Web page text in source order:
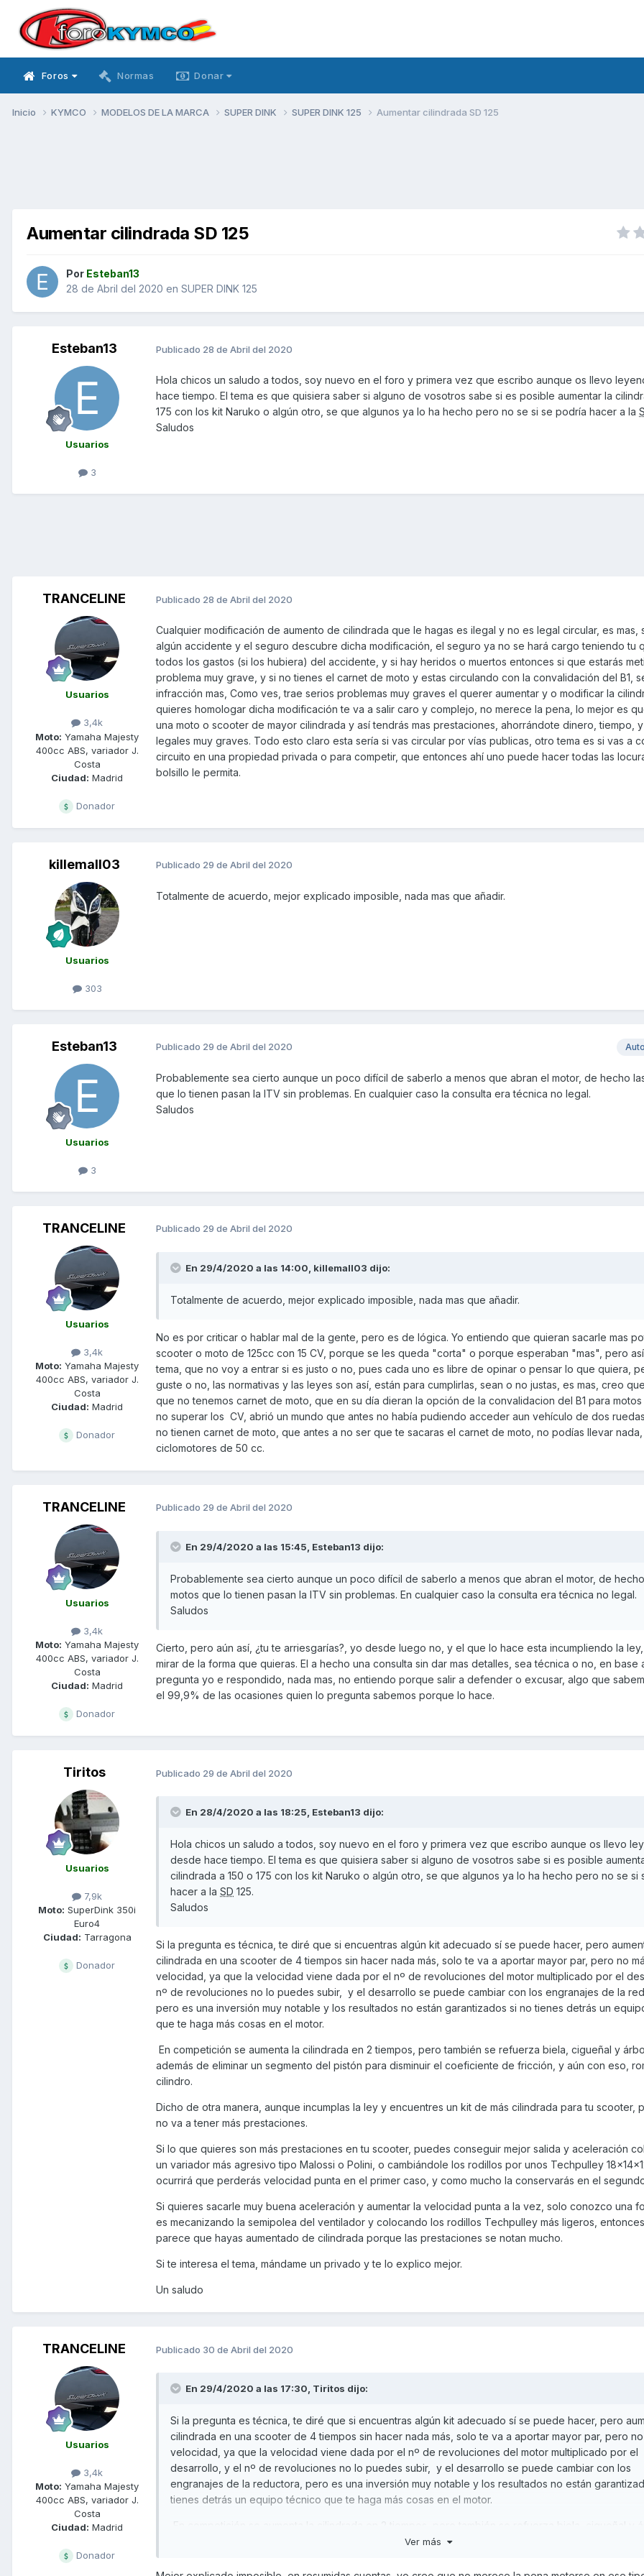
Foros Normas Donar
Inicio KYMCO MODELOS DE LA MARCA SUPER DINK SUPER DINK 125 Aumentar cilindrada SD 125
Aumentar cilindrada SD 125
Por Esteban13
28 de Abril del 2020 en SUPER DINK 125
Esteban13
Usuarios
3
Publicado 28 de Abril del 2020
Hola chicos un saludo a todos, soy nuevo en el foro y primera vez que escribo aunque os llevo
hace tiempo. El tema es que quisiera saber si alguno de vosotros sabe si es posible aumentar la
175 con los kit Naruko o algún otro, se que algunos ya lo ha hecho pero no se si se podría hacer a la
Saludos
TRANCELINE
Usuarios
3,4k
Moto: Yamaha Majesty
400cc ABS, variador J.
Costa
Ciudad: Madrid
Donador
Publicado 28 de Abril del 2020
Cualquier modificación de aumento de cilindrada que le hagas es ilegal y no es legal circular, es mas,
algún accidente y el seguro descubre dicha modificación, el seguro ya no se hará cargo teniendo tu
todos los gastos (si los hubiera) del accidente, y si hay heridos o muertos entonces si que estarás
problema muy grave, y si no tienes el carnet de moto y estas circulando con la convalidación del B1,
infracción mas, Como ves, trae serios problemas muy graves el querer aumentar y o modificar la
quieres homologar dicha modificación te va a salir caro y complejo, no merece la pena, lo mejor es
una moto o scooter de mayor cilindrada y así tendrás mas prestaciones, ahorrándote dinero, tiempo,
legales muy graves. Todo esto claro esta sería si vas circular por vías publicas, otro tema es si vas a
circuito en una propiedad privada o para competir, que entonces ahí uno puede hacer todas las
bolsillo le permita.
killemall03
Usuarios
303
Publicado 29 de Abril del 2020
Totalmente de acuerdo, mejor explicado imposible, nada mas que añadir.
Esteban13
Usuarios
3
Publicado 29 de Abril del 2020
Probablemente sea cierto aunque un poco difícil de saberlo a menos que abran el motor, de hecho
que lo tienen pasan la ITV sin problemas. En cualquier caso la consulta era técnica no legal.
Saludos
TRANCELINE
Usuarios
3,4k
Moto: Yamaha Majesty
400cc ABS, variador J.
Costa
Ciudad: Madrid
Donador
Publicado 29 de Abril del 2020
En 29/4/2020 a las 14:00, killemall03 dijo:
Totalmente de acuerdo, mejor explicado imposible, nada mas que añadir.
No es por criticar o hablar mal de la gente, pero es de lógica. Yo entiendo que quieran sacarle mas
scooter o moto de 125cc con 15 CV, porque se les queda "corta" o porque esperaban "mas", pero
tema, que no voy a entrar si es justo o no, pues cada uno es libre de opinar o pensar lo que quiera,
guste o no, las normativas y las leyes son así, están para cumplirlas, sean o no justas, es mas, creo
que no tenemos carnet de moto, que en su día dieran la opción de la convalidacion del B1 para
no superar los CV, abrió un mundo que antes no había pudiendo acceder aun vehículo de dos
no tienen carnet de moto, que antes a no ser que te sacaras el carnet de moto, no podías llevar
ciclomotores de 50 cc.
TRANCELINE
Usuarios
3,4k
Moto: Yamaha Majesty
400cc ABS, variador J.
Costa
Ciudad: Madrid
Donador
Publicado 29 de Abril del 2020
En 29/4/2020 a las 15:45, Esteban13 dijo:
Probablemente sea cierto aunque un poco difícil de saberlo a menos que abran el motor, de
motos que lo tienen pasan la ITV sin problemas. En cualquier caso la consulta era técnica no legal.
Saludos
Cierto, pero aún así, ¿tu te arriesgarías?, yo desde luego no, y el que lo hace esta incumpliendo la
mirar de la forma que quieras. El a hecho una consulta sin dar mas detalles, sea técnica o no, en base
pregunta yo e respondido, nada mas, no entiendo porque salir a defender o excusar, algo que
el 99,9% de las ocasiones quien lo pregunta sabemos porque lo hace.
Tiritos
Usuarios
7,9k
Moto: SuperDink 350i
Euro4
Ciudad: Tarragona
Donador
Publicado 29 de Abril del 2020
En 28/4/2020 a las 18:25, Esteban13 dijo:
Hola chicos un saludo a todos, soy nuevo en el foro y primera vez que escribo aunque os llevo
desde hace tiempo. El tema es que quisiera saber si alguno de vosotros sabe si es posible
cilindrada a 150 o 175 con los kit Naruko o algún otro, se que algunos ya lo ha hecho pero no se si
hacer a la SD 125.
Saludos
Si la pregunta es técnica, te diré que si encuentras algún kit adecuado sí se puede hacer, pero
cilindrada en una scooter de 4 tiempos sin hacer nada más, solo te va a aportar mayor par, pero no
velocidad, ya que la velocidad viene dada por el nº de revoluciones del motor multiplicado por el
nº de revoluciones no lo puedes subir, y el desarrollo se puede cambiar con los engranajes de la
pero es una inversión muy notable y los resultados no están garantizados si no tienes detrás un
que te haga más cosas en el motor.
En competición se aumenta la cilindrada en 2 tiempos, pero también se refuerza biela, cigueñal y
además de eliminar un segmento del pistón para disminuir el coeficiente de fricción, y aún con eso,
cilindro.
Dicho de otra manera, aunque incumplas la ley y encuentres un kit de más cilindrada para tu scooter,
no va a tener más prestaciones.
Si lo que quieres son más prestaciones en tu scooter, puedes conseguir mejor salida y aceleración
un variador más agresivo tipo Malossi o Polini, o cambiándole los rodillos por unos Techpulley
ocurrirá que perderás velocidad punta en el primer caso, y como mucho la conservarás en el
Si quieres sacarle muy buena aceleración y aumentar la velocidad punta a la vez, solo conozco una
es mecanizando la semipolea del ventilador y colocando los rodillos Techpulley más ligeros,
parece que hayas aumentado de cilindrada porque las prestaciones se notan mucho.
Si te interesa el tema, mándame un privado y te lo explico mejor.
Un saludo
TRANCELINE
Usuarios
3,4k
Moto: Yamaha Majesty
400cc ABS, variador J.
Costa
Ciudad: Madrid
Donador
Publicado 30 de Abril del 2020
En 29/4/2020 a las 17:30, Tiritos dijo:
Si la pregunta es técnica, te diré que si encuentras algún kit adecuado sí se puede hacer, pero
cilindrada en una scooter de 4 tiempos sin hacer nada más, solo te va a aportar mayor par, pero no
velocidad, ya que la velocidad viene dada por el nº de revoluciones del motor multiplicado por el
desarrollo, y el nº de revoluciones no lo puedes subir, y el desarrollo se puede cambiar con los
engranajes de la reductora, pero es una inversión muy notable y los resultados no están
tienes detrás un equipo técnico que te haga más cosas en el motor.
levas, además de eliminar un segmento del pistón para disminuir el coeficiente de fricción, y aún
Ver más